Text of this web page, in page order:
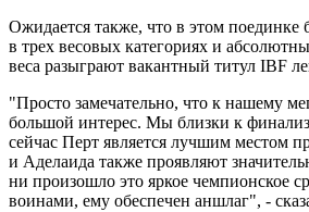
Ожидается также, что в этом
в трех весовых категориях и
веса разыграют вакантный титул IBF
"Просто замечательно, что к нашему
большой интерес. Мы близки к
сейчас Перт является лучшим местом
и Аделаида также проявляют
ни произошло это яркое чемпионское
воинами, ему обеспечен аншлаг", -